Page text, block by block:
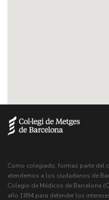
Como colegiado, formas parte del
atendemos a los ciudadanos de
Colegio de Médicos de Barcelona
año 1894 para defender los